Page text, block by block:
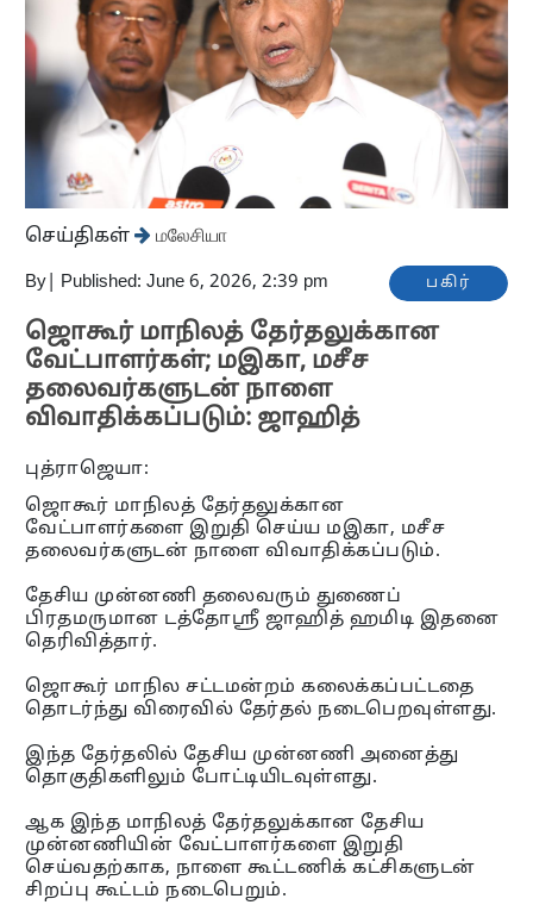
செய்திகள் மலேசியா
By Published: June 6, 2026, 2:39 pm பகிர்
ஜொகூர் மாநிலத் தேர்தலுக்கான
வேட்பாளர்கள்; மஇகா, மசீச
தலைவர்களுடன் நாளை
விவாதிக்கப்படும்: ஜாஹித்
புத்ராஜெயா:
ஜொகூர் மாநிலத் தேர்தலுக்கான
வேட்பாளர்களை இறுதி செய்ய மஇகா, மசீச
தலைவர்களுடன் நாளை விவாதிக்கப்படும்.
தேசிய முன்னணி தலைவரும் துணைப்
பிரதமருமான டத்தோஸ்ரீ ஜாஹித் ஹமிடி இதனை
தெரிவித்தார்.
ஜொகூர் மாநில சட்டமன்றம் கலைக்கப்பட்டதை
தொடர்ந்து விரைவில் தேர்தல் நடைபெறவுள்ளது.
இந்த தேர்தலில் தேசிய முன்னணி அனைத்து
தொகுதிகளிலும் போட்டியிடவுள்ளது.
ஆக இந்த மாநிலத் தேர்தலுக்கான தேசிய
முன்னணியின் வேட்பாளர்களை இறுதி
செய்வதற்காக, நாளை கூட்டணிக் கட்சிகளுடன்
சிறப்பு கூட்டம் நடைபெறும்.